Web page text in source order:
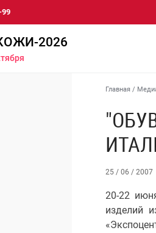
99
2026
Главная /
25 / 06 / 2007
20-22
изделий